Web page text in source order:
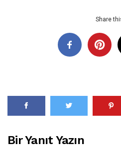
Share
Bir Yanıt Yazın